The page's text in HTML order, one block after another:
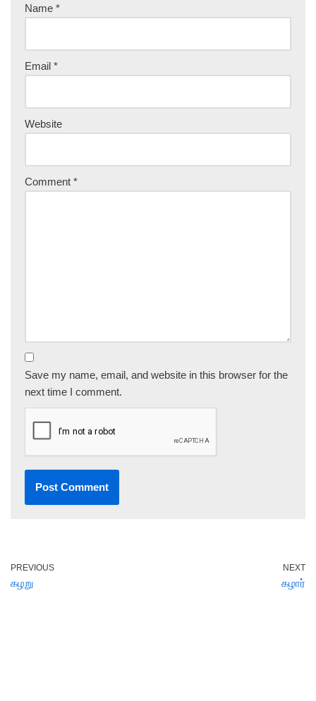
Name *
Email *
Website
Comment *
Save my name, email, and website in this browser for the
next time I comment.
PREVIOUS
கழறு
NEXT
கழார்